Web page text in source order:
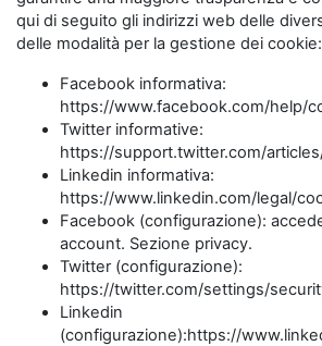
qui di seguito gli indirizzi web delle
delle modalità per la gestione dei cookie:
Facebook informativa:
https://www.facebook.com/help/
Twitter informative:
https://support.twitter.com/
Linkedin informativa:
https://www.linkedin.com/legal/
Facebook (configurazione):
account. Sezione privacy.
Twitter (configurazione):
https://twitter.com/settings/
Linkedin
(configurazione):https://